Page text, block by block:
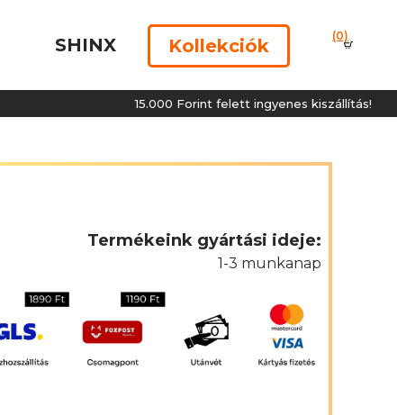
SHINX Kollekciók (0)
15.000 Forint felett ingyenes kiszállítás!
Termékeink gyártási ideje:
1-3 munkanap